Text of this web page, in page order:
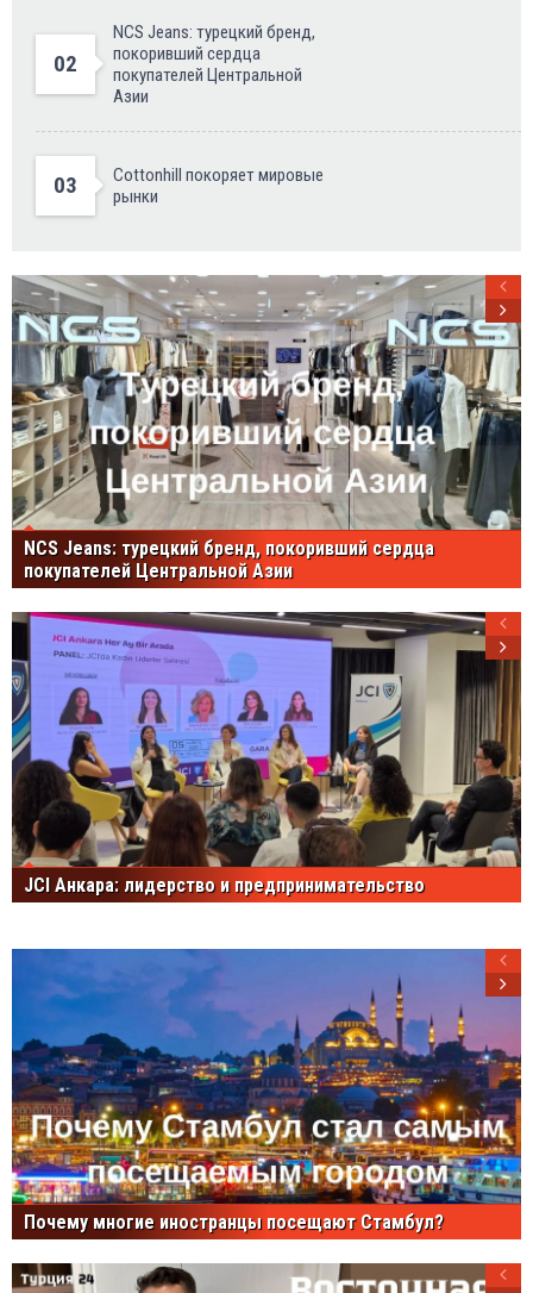
02
NCS Jeans: турецкий бренд,
покоривший сердца
покупателей Центральной
Азии
03
Cottonhill покоряет мировые
рынки
NCS Jeans: турецкий бренд, покоривший сердца
покупателей Центральной Азии
JCI Анкара: лидерство и предпринимательство
Почему многие иностранцы посещают Стамбул?